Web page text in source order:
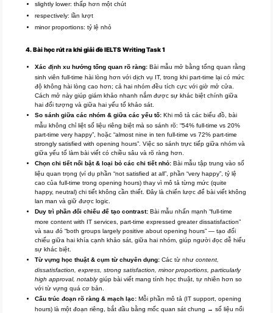
slightly lower: thấp hơn một chút
respectively: lần lượt
minor proportions: tỷ lệ nhỏ
4.Bài học rút ra khi giải đề IELTS Writing Task 1
Xác định xu hướng tổng quan rõ ràng: Bài mẫu mở bằng tổng quan rằng
sinh viên full-time hài lòng hơn với dịch vụ IT, trong khi part-time lại có mức
độ không hài lòng cao hơn; cả hai nhóm đều tích cực với giờ mở cửa.
Cách mở này giúp giám khảo nhanh nắm được sự khác biệt chính giữa
hai đối tượng và giữa hai yếu tố khảo sát.
So sánh giữa các nhóm & giữa các yếu tố: Khi mô tả các biểu đồ, bài
mẫu không chỉ liệt số liệu riêng biệt mà so sánh rõ: “54% full-time vs 20%
part-time very happy”, hoặc “almost nine in ten full-time vs 72% part-time
strongly satisfied with opening hours”. Việc so sánh trực tiếp giữa nhóm và
giữa yếu tố làm bài viết có chiều sâu và rõ ràng hơn.
Chọn chi tiết nổi bật & loại bỏ các chi tiết nhỏ: Bài mẫu tập trung vào số
liệu quan trọng (ví dụ phần “not satisfied at all”, phần “very happy”, tỷ lệ
cao của full-time trong opening hours) thay vì mô tả từng mức (quite
happy, neutral) chi tiết không cần thiết. Đây là chiến lược để bài viết không
lan man và giữ được logic.
Duy trì phần đối chiếu để tạo contrast: Bài mẫu nhấn mạnh “full-time
more content with IT services, part-time expressed greater dissatisfaction”
và sau đó “both groups largely positive about opening hours” — tạo đối
chiếu giữa hai khía cạnh khảo sát, giữa hai nhóm, giúp người đọc dễ hiểu
sự khác biệt.
Từ vựng học thuật & cụm từ chuyên dụng: Các từ nhưcontent,
dissatisfaction, express, strong satisfaction, minor proportions, particularly
high approval, notablygiúp bài viết mang tính học thuật, tự nhiên hơn so
với từ vựng quá cơ bản.
Cấu trúc đoạn rõ ràng & mạch lạc: Mỗi phần mô tả (IT support, opening
hours) là một đoạn riêng, bắt đầu bằng mốc quan sát chung → số liệu nổi